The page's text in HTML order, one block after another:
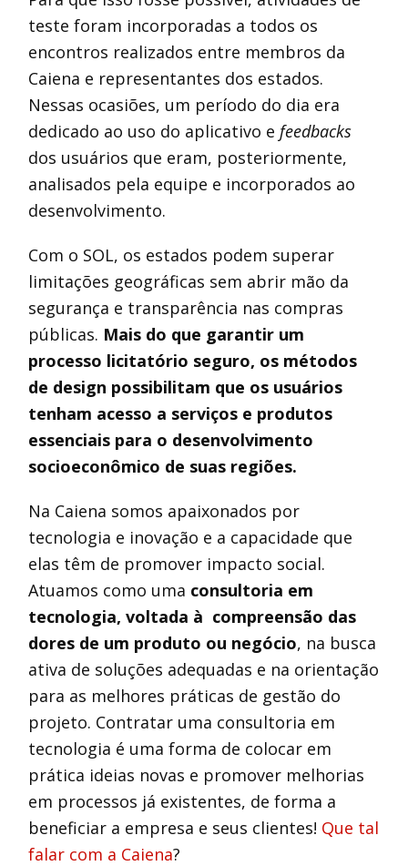
teste foram incorporadas a todos os
encontros realizados entre membros da
Caiena e representantes dos estados.
Nessas ocasiões, um período do dia era
dedicado ao uso do aplicativo efeedbacks
dos usuários que eram, posteriormente,
analisados pela equipe e incorporados ao
desenvolvimento.
Com o SOL, os estados podem superar
limitações geográficas sem abrir mão da
segurança e transparência nas compras
públicas. Mais do que garantir um
processo licitatório seguro, os métodos
de design possibilitam que os usuários
tenham acesso a serviços e produtos
essenciais para o desenvolvimento
socioeconômico de suas regiões.
Na Caiena somos apaixonados por
tecnologia e inovação e a capacidade que
elas têm de promover impacto social.
Atuamos como uma consultoria em
tecnologia, voltada à compreensão das
dores de um produto ou negócio, na busca
ativa de soluções adequadas e na orientação
para as melhores práticas de gestão do
projeto. Contratar uma consultoria em
tecnologia é uma forma de colocar em
prática ideias novas e promover melhorias
em processos já existentes, de forma a
beneficiar a empresa e seus clientes! Que tal
falar com a Caiena?